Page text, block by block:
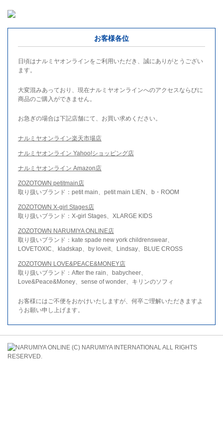
お客様各位
日頃はナルミヤオンラインをご利用いただき、誠にありがとうござい
ます。
大変混みあっており、現在ナルミヤオンラインへのアクセスならびに
商品のご購入ができません。
お急ぎの場合は下記店舗にて、お買い求めください。
ナルミヤオンライン楽天市場店
ナルミヤオンライン Yahoo!ショッピング店
ナルミヤオンライン Amazon店
ZOZOTOWN petitmain店
取り扱いブランド：petit main、petit main LIEN、b・ROOM
ZOZOTOWN X-girl Stages店
取り扱いブランド：X-girl Stages、XLARGE KIDS
ZOZOTOWN NARUMIYA ONLINE店
取り扱いブランド：kate spade new york childrenswear、
LOVETOXIC、kladskap、by loveit、Lindsay、BLUE CROSS
ZOZOTOWN LOVE&PEACE&MONEY店
取り扱いブランド：After the rain、babycheer、
Love&Peace&Money、sense of wonder、キリンのソフィ
お客様にはご不便をおかけいたしますが、何卒ご理解いただきますよ
うお願い申し上げます。